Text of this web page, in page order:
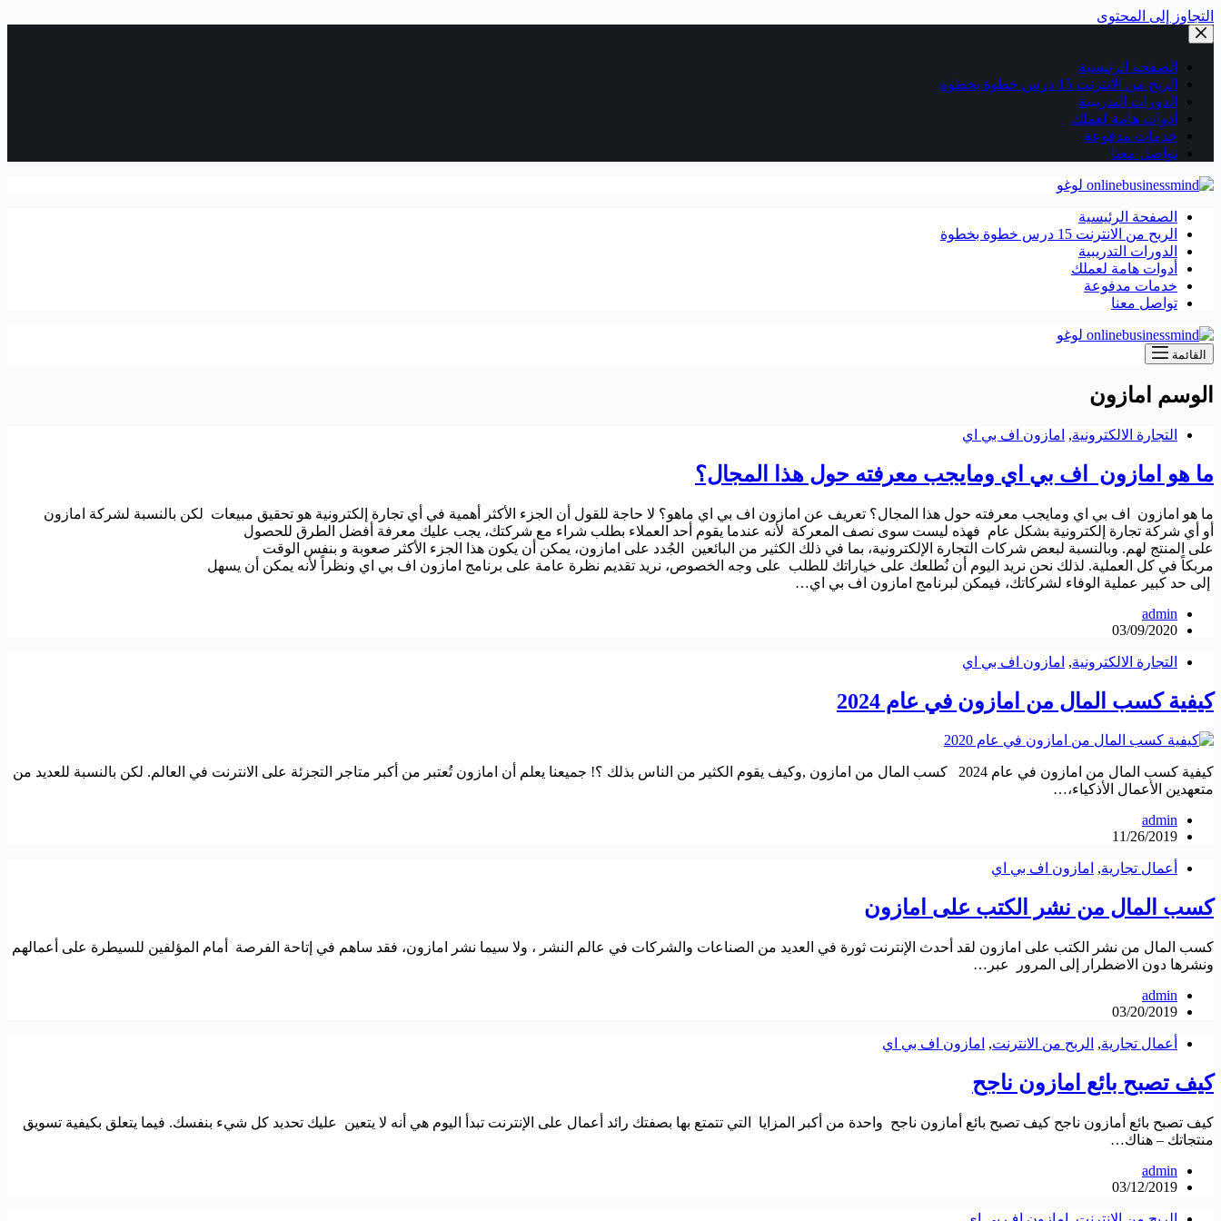
التجاوز إلى المحتوى
الصفحة الرئيسية
الربح من الانترنت 15 درس خطوة بخطوة
الدورات التدريبية
أدوات هامة لعملك
خدمات مدفوعة
تواصل معنا
الصفحة الرئيسية
الربح من الانترنت 15 درس خطوة بخطوة
الدورات التدريبية
أدوات هامة لعملك
خدمات مدفوعة
تواصل معنا
القائمة
الوسم امازون
التجارة الالكترونية, امازون اف بي اي
ما هو امازون اف بي اي ومايجب معرفته حول هذا المجال؟
ما هو امازون اف بي اي ومايجب معرفته حول هذا المجال؟ تعريف عن امازون اف بي اي ماهو؟ لا حاجة للقول أن الجزء الأكثر أهمية في أي تجارة إلكترونية هو تحقيق مبيعات لكن بالنسبة لشركة امازون
أو أي شركة تجارة إلكترونية بشكل عام فهذه ليست سوى نصف المعركة لأنه عندما يقوم أحد العملاء بطلب شراء مع شركتك، يجب عليك معرفة أفضل الطرق للحصول
على المنتج لهم. وبالنسبة لبعض شركات التجارة الإلكترونية، بما في ذلك الكثير من البائعين الجُدد على امازون، يمكن أن يكون هذا الجزء الأكثر صعوبة و بنفس الوقت
مربكاً في كل العملية. لذلك نحن نريد اليوم أن نُطلعك على خياراتك للطلب على وجه الخصوص، نريد تقديم نظرة عامة على برنامج امازون اف بي اي ونظراً لأنه يمكن أن يسهل
إلى حد كبير عملية الوفاء لشركاتك، فيمكن لبرنامج امازون اف بي اي…
admin
03/09/2020
التجارة الالكترونية, امازون اف بي اي
كيفية كسب المال من امازون في عام 2024
كيفية كسب المال من امازون في عام 2024 كسب المال من امازون ,وكيف يقوم الكثير من الناس بذلك ؟! جميعنا يعلم أن امازون تُعتبر من أكبر متاجر التجزئة على الانترنت في العالم. لكن بالنسبة للعديد من
متعهدين الأعمال الأذكياء،…
admin
11/26/2019
أعمال تجارية, امازون اف بي اي
كسب المال من نشر الكتب على امازون
كسب المال من نشر الكتب على امازون لقد أحدث الإنترنت ثورة في العديد من الصناعات والشركات في عالم النشر ، ولا سيما نشر امازون، فقد ساهم في إتاحة الفرصة أمام المؤلفين للسيطرة على أعمالهم
ونشرها دون الاضطرار إلى المرور عبر…
admin
03/20/2019
أعمال تجارية, الربح من الانترنت, امازون اف بي اي
كيف تصبح بائع امازون ناجح
كيف تصبح بائع أمازون ناجح كيف تصبح بائع أمازون ناجح واحدة من أكبر المزايا التي تتمتع بها بصفتك رائد أعمال على الإنترنت تبدأ اليوم هي أنه لا يتعين عليك تحديد كل شيء بنفسك. فيما يتعلق بكيفية تسويق
منتجاتك – هناك…
admin
03/12/2019